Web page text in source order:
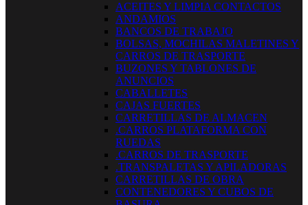
ACEITES Y LIMPIA CONTACTOS
ANDAMIOS
BANCOS DE TRABAJO
BOLSAS, MOCHILAS MALETINES Y
CARROS DE TRASPORTE
BUZONES Y TABLONES DE
ANUNCIOS
CABALLETES
CAJAS FUERTES
CARRETILLAS DE ALMACEN
.CARROS PLATAFORMA CON
RUEDAS
.CARROS DE TRASPORTE
.TRANSPALETAS Y APILADORAS
CARRETILLAS DE OBRA
CONTENEDORES Y CUBOS DE